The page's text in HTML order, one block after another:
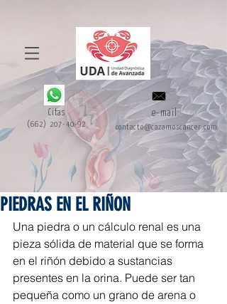
Citas
(662) 207-40-92
e-mail:
contacto@cazamoscancer.com
PIEDRAS EN EL RIÑON
Una piedra o un cálculo renal es una
pieza sólida de material que se forma
en el riñón debido a sustancias
presentes en la orina. Puede ser tan
pequeña como un grano de arena o